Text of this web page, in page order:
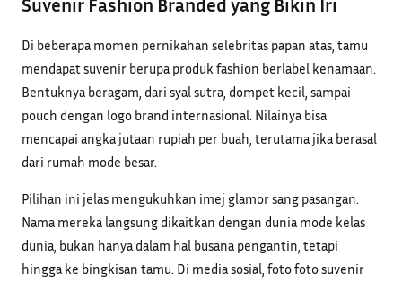
Di beberapa momen pernikahan selebritas papan atas, tamu
mendapat suvenir berupa produk fashion berlabel kenamaan.
Bentuknya beragam, dari syal sutra, dompet kecil, sampai
pouch dengan logo brand internasional. Nilainya bisa
mencapai angka jutaan rupiah per buah, terutama jika berasal
dari rumah mode besar.
Pilihan ini jelas mengukuhkan imej glamor sang pasangan.
Nama mereka langsung dikaitkan dengan dunia mode kelas
dunia, bukan hanya dalam hal busana pengantin, tetapi
hingga ke bingkisan tamu. Di media sosial, foto foto suvenir